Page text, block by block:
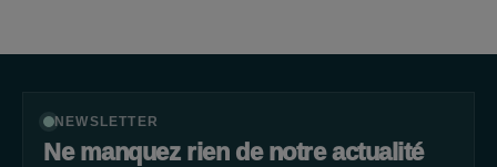
NEWSLETTER
Ne manquez rien de notre actualité